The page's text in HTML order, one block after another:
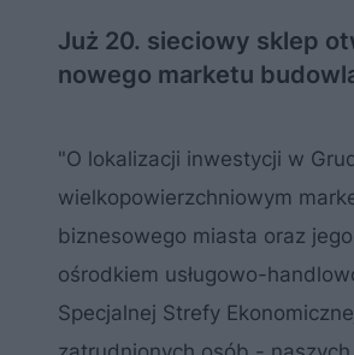
Już 20. sieciowy sklep
nowego marketu
"O lokalizacji inwestycji w
wielkopowierzchniowym
biznesowego miasta oraz
ośrodkiem usługowo-
Specjalnej Strefy